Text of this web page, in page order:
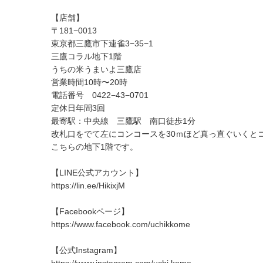
【店舗】
〒181−0013
東京都三鷹市下連雀3−35−1
三鷹コラル地下1階
うちの米うまいよ三鷹店
営業時間10時〜20時
電話番号 0422−43−0701
定休日年間3回
最寄駅：中央線 三鷹駅 南口徒歩1分
改札口をでて左にコンコースを30ｍほど真っ直ぐいくと
こちらの地下1階です。
【LINE公式アカウント】
https://lin.ee/HikixjM
【Facebookページ】
https://www.facebook.com/uchikkome
【公式Instagram】